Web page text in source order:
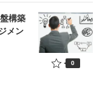
構築
メン
0